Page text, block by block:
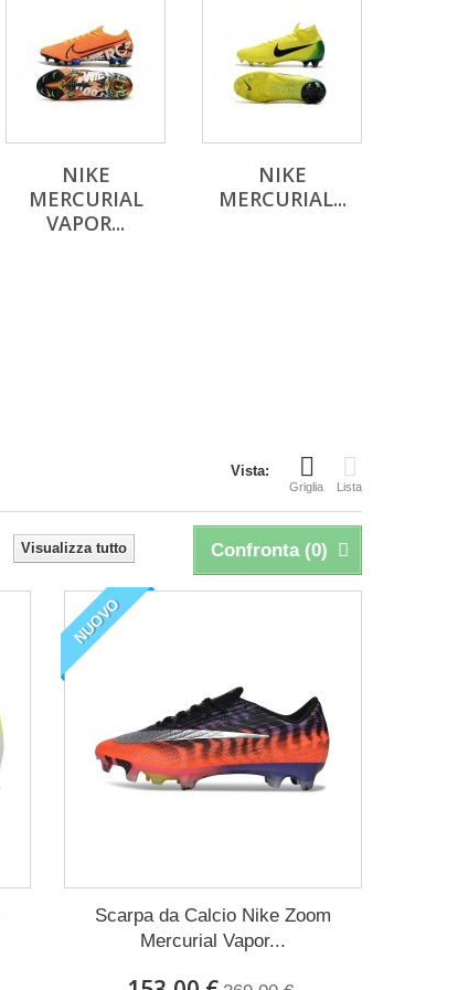
NIKE
MERCURIAL
VAPOR...
NIKE
MERCURIAL...
Vista:
Griglia Lista
Confronta (0)
Visualizza tutto
NUOVO
Scarpa da Calcio Nike Zoom
Mercurial Vapor...